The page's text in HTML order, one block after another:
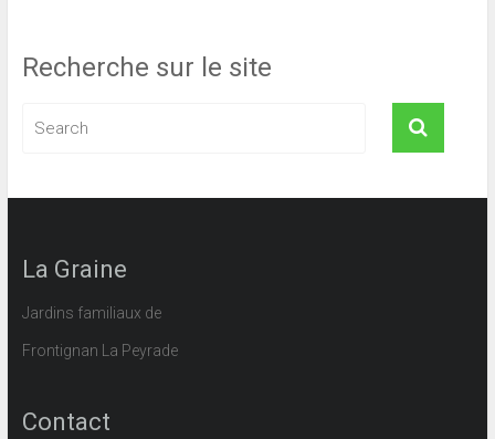
Recherche sur le site
La Graine
Jardins familiaux de
Frontignan La Peyrade
Contact